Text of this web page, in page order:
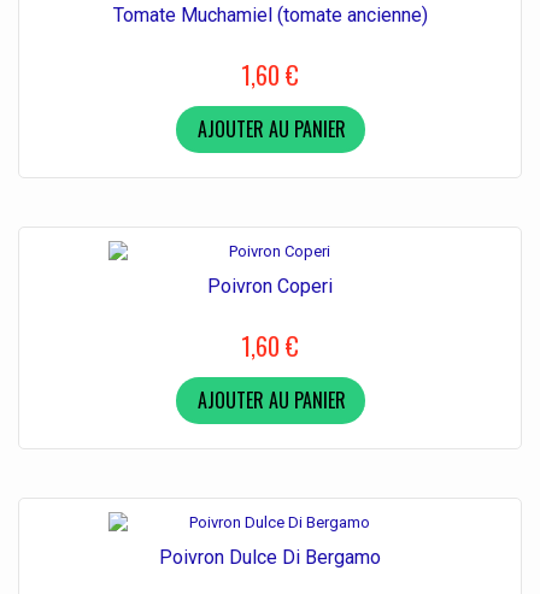
Tomate Muchamiel (tomate ancienne)
1,60 €
AJOUTER AU PANIER
Poivron Coperi
1,60 €
AJOUTER AU PANIER
Poivron Dulce Di Bergamo